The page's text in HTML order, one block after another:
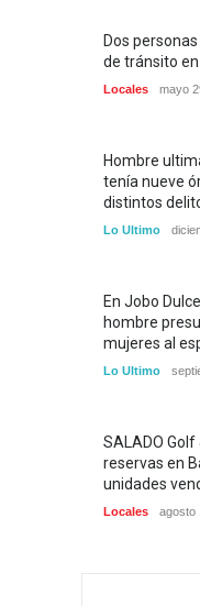
Dos
de tránsito
Locales mayo
Hombre
tenía nueve
distintos
Lo Ultimo
En Jobo
hombre
mujeres al
Lo Ultimo
SALADO
reservas en
unidades
Locales agosto